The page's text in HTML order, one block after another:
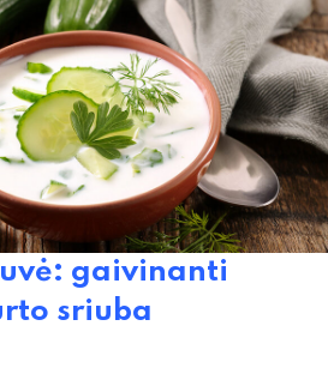
gaivinanti
sriuba